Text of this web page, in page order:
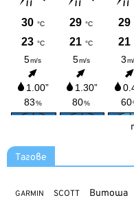
Тагове
GARMIN SCOTT Витоша